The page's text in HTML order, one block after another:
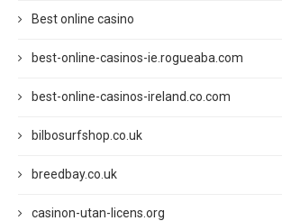
Best online casino
best-online-casinos-ie.rogueaba.com
best-online-casinos-ireland.co.com
bilbosurfshop.co.uk
breedbay.co.uk
casinon-utan-licens.org